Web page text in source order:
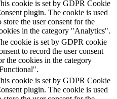
cookie is set by GDPR Cookie
plugin. The cookie is used
store the user consent for the
in the category "Analytics".
cookie is set by GDPR cookie
to record the user consent
the cookies in the category
cookie is set by GDPR Cookie
plugin. The cookie is used